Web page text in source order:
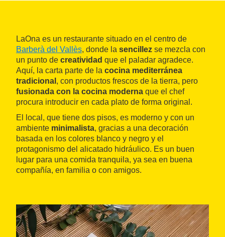
LaOna es un restaurante situado en el centro de
Barberà del Vallès, donde la sencillez se mezcla con
un punto de creatividad que el paladar agradece.
Aquí, la carta parte de la cocina mediterránea
tradicional , con productos frescos de la tierra, pero
fusionada con la cocina moderna que el chef
procura introducir en cada plato de forma original.
El local, que tiene dos pisos, es moderno y con un
ambiente minimalista, gracias a una decoración
basada en los colores blanco y negro y el
protagonismo del alicatado hidráulico. Es un buen
lugar para una comida tranquila, ya sea en buena
compañía, en familia o con amigos.